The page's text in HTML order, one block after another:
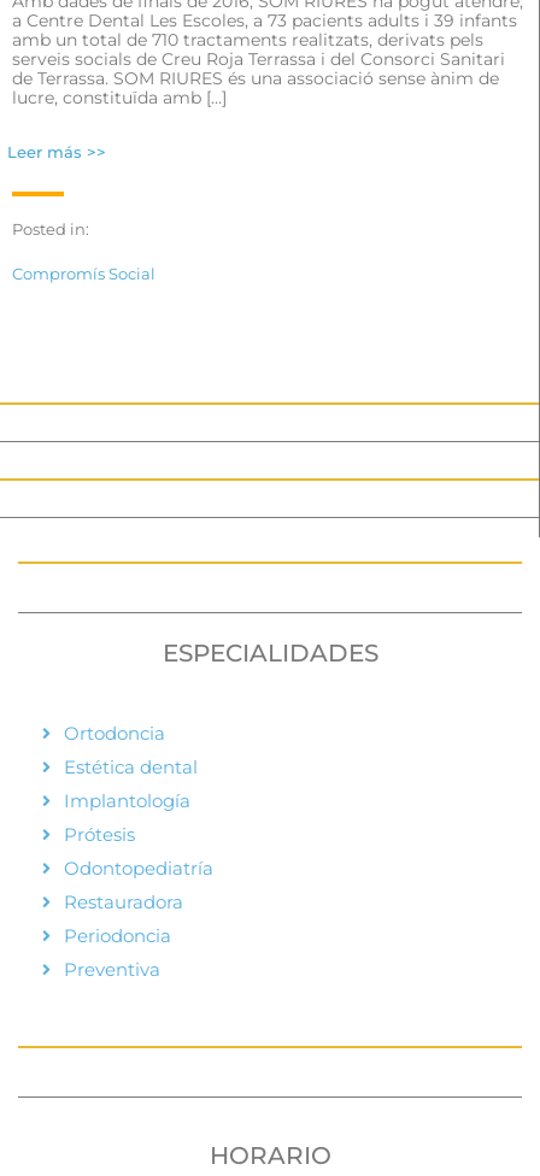
a Centre Dental Les Escoles, a 73 pacients adults i 39 infants
amb un total de 710 tractaments realitzats, derivats pels
serveis socials de Creu Roja Terrassa i del Consorci Sanitari
de Terrassa. SOM RIURES és una associació sense ànim de
lucre, constituïda amb […]
Leer más >>
Posted in:
Compromís Social
ESPECIALIDADES
Ortodoncia
Estética dental
Implantología
Prótesis
Odontopediatría
Restauradora
Periodoncia
Preventiva
HORARIO